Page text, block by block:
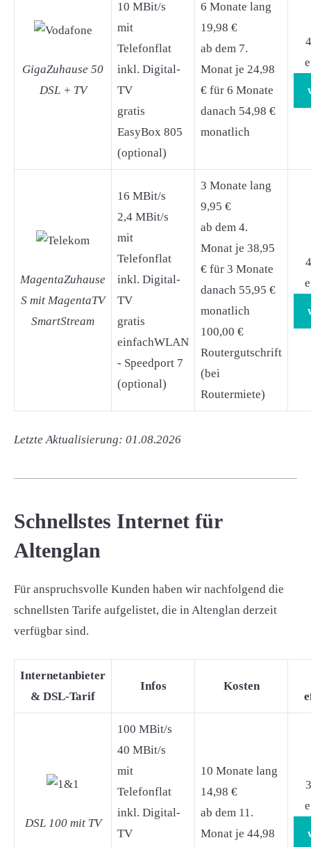
GigaZuhause 50
DSL + TV
10 MBit/s
mit
Telefonflat
inkl. Digital-
TV
gratis
EasyBox 805
(optional)
6 Monate lang
19,98 €
ab dem 7.
Monat je 24,98
€ für 6 Monate
danach 54,98 €
monatlich
MagentaZuhause
S mit MagentaTV
SmartStream
16 MBit/s
2,4 MBit/s
mit
Telefonflat
inkl. Digital-
TV
gratis
einfachWLAN
- Speedport 7
(optional)
3 Monate lang
9,95 €
ab dem 4.
Monat je 38,95
€ für 3 Monate
danach 55,95 €
monatlich
100,00 €
Routergutschrift
(bei
Routermiete)
Letzte Aktualisierung: 01.08.2026
Schnellstes Internet für
Altenglan
Für anspruchsvolle Kunden haben wir nachfolgend die
schnellsten Tarife aufgelistet, die in Altenglan derzeit
verfügbar sind.
Internetanbieter
& DSL-Tarif
Infos Kosten
DSL 100 mit TV
100 MBit/s
40 MBit/s
mit
Telefonflat
inkl. Digital-
TV
10 Monate lang
14,98 €
ab dem 11.
Monat je 44,98